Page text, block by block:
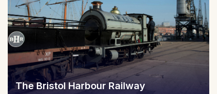
The Bristol Harbour Railway